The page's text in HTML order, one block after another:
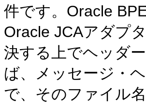
件です。Oracle
Oracle JCAアダプ
決する上でヘッダ
ば、メッセージ・
で、そのファイル